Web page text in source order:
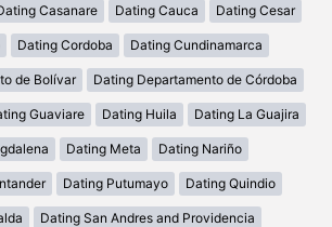
Casanare Dating Cauca Dating Cesar
Dating Cordoba Dating Cundinamarca
de Bolívar Dating Departamento de Córdoba
Guaviare Dating Huila Dating La Guajira
Dating Meta Dating Nariño
Dating Putumayo Dating Quindio
Dating San Andres and Providencia